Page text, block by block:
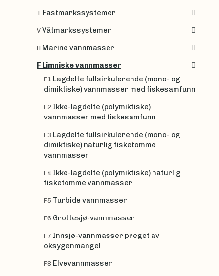
T Fastmarkssystemer
V Våtmarkssystemer
H Marine vannmasser
F Limniske vannmasser
F1 Lagdelte fullsirkulerende (mono- og
dimiktiske) vannmasser med fiskesamfunn
F2 Ikke-lagdelte (polymiktiske)
vannmasser med fiskesamfunn
F3 Lagdelte fullsirkulerende (mono- og
dimiktiske) naturlig fisketomme
vannmasser
F4 Ikke-lagdelte (polymiktiske) naturlig
fisketomme vannmasser
F5 Turbide vannmasser
F6 Grottesjø-vannmasser
F7 Innsjø-vannmasser preget av
oksygenmangel
F8 Elvevannmasser